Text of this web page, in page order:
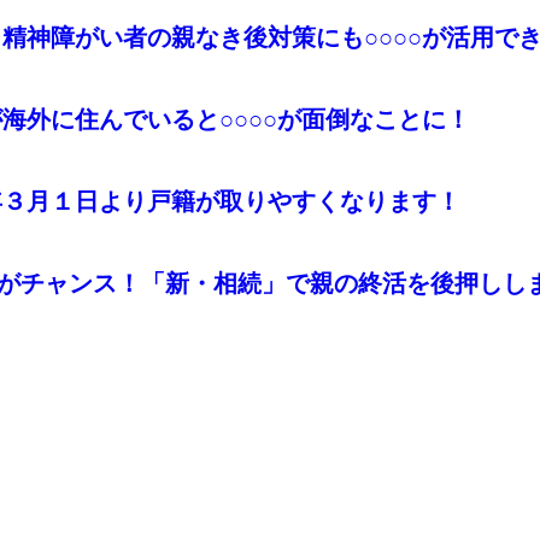
神障がい者の親なき後対策にも○○○○が活用で
外に住んでいると○○○○が面倒なことに！
月１日より戸籍が取りやすくなります！
チャンス！「新・相続」で親の終活を後押しし